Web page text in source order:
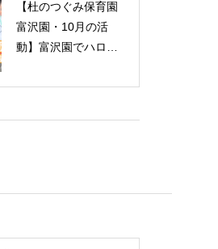
【杜のつぐみ保育園
富沢園・10月の活
動】富沢園でハロウ
【仙台市】